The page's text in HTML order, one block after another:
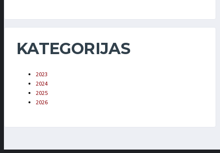
KATEGORIJAS
2023
2024
2025
2026